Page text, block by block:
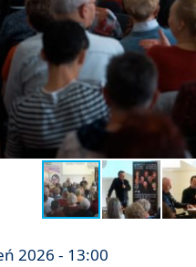
2026 - 13:00